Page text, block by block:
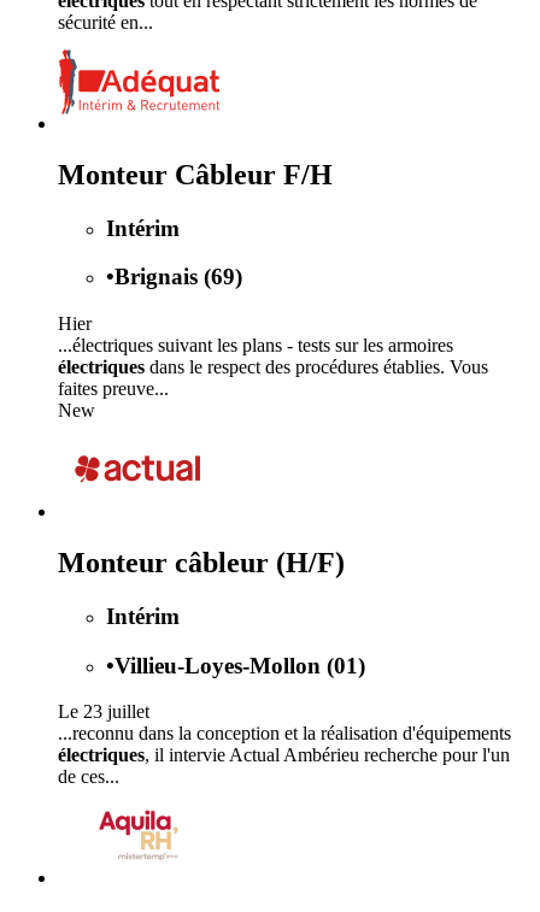
sécurité en...
Monteur Câbleur F/H
Intérim
•Brignais (69)
Hier
...électriques suivant les plans - tests sur les armoires
électriques dans le respect des procédures établies. Vous
faites preuve...
New
Monteur câbleur (H/F)
Intérim
•Villieu-Loyes-Mollon (01)
Le 23 juillet
...reconnu dans la conception et la réalisation d'équipements
électriques, il intervie Actual Ambérieu recherche pour l'un
de ces...